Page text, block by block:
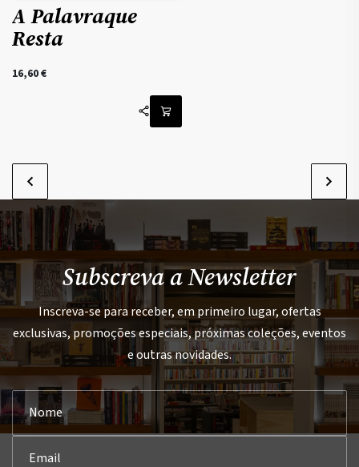
A Palavraque
Resta
16,60€
Subscreva a Newsletter
Inscreva-se para receber, em primeiro lugar, ofertas
exclusivas, promoções especiais, próximas coleções, eventos
e outras novidades.